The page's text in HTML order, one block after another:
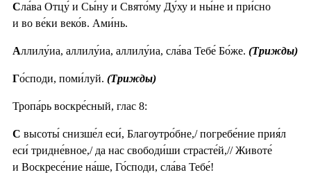
Сла́ва Отцу́ и Сы́ну и Свято́му Ду́ху и ны́не и при́сно
и во ве́ки веко́в. Ами́нь.
Аллилу́иа, аллилу́иа, аллилу́иа, сла́ва Тебе́ Бо́же. (Трижды)
Го́споди, поми́луй. (Трижды)
Тропа́рь воскре́сный, глас 8:
С высоты́ снизше́л еси́, Благоутро́бне,/ погребе́ние прия́л
еси́ тридне́вное,/ да нас свободи́ши страсте́й,// Животе́
и Воскресе́ние на́ше, Го́споди, сла́ва Тебе́!